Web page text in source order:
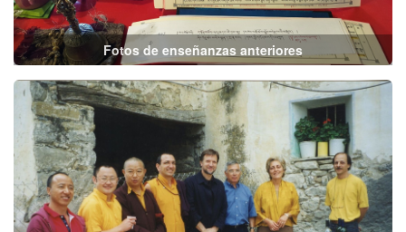
Fotos de enseñanzas anteriores